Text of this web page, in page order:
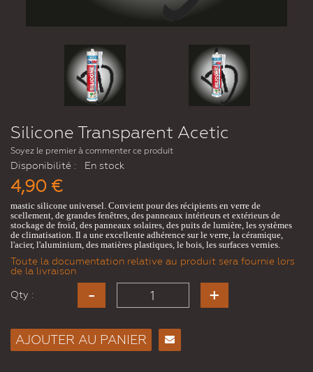
Silicone Transparent Acetic
Soyez le premier à commenter ce produit
Disponibilité : En stock
4,90 €
mastic silicone universel. Convient pour des récipients en verre de
scellement, de grandes fenêtres, des panneaux intérieurs et extérieurs de
stockage de froid, des panneaux solaires, des puits de lumière, les systèmes
de climatisation. Il a une excellente adhérence sur le verre, la céramique,
l'acier, l'aluminium, des matières plastiques, le bois, les surfaces vernies.
Toute la documentation relative au produit sera fournie lors
de la livraison
Qty :
AJOUTER AU PANIER